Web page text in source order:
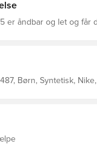
er åndbar og let og får
Børn, Syntetisk,